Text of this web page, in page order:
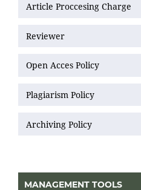
Article Proccesing Charge
Reviewer
Open Acces Policy
Plagiarism Policy
Archiving Policy
MANAGEMENT TOOLS